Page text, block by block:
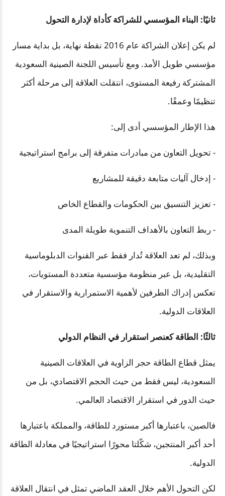
ثانيًا: البناء المؤسسي للشراكة كأداة لإدارة التحول
لم يكن إعلان الشراكة عام 2016 نقطة نهاية، بل بداية مسار
مؤسسي طويل الأمد. ومع تأسيس اللجنة الصينية السعودية
المشتركة رفيعة المستوى، انتقلت العلاقة إلى مرحلة أكثر
تنظيمًا وعمقًا.
هذا الإطار المؤسسي أدى إلى:
- تحويل التعاون من مبادرات متفرقة إلى برامج استراتيجية
- إدخال آليات متابعة دقيقة للمشاريع
- تعزيز التنسيق بين الحكومات والقطاع الخاص
- ربط التعاون بالأهداف التنموية طويلة المدى
وبذلك، لم تعد العلاقة تُدار فقط عبر القنوات الدبلوماسية
التقليدية، بل عبر منظومة مؤسسية متعددة المستويات،
تعكس إدراك الطرفين لأهمية الاستمرارية والاستقرار في
العلاقات الدولية.
ثالثًا: الطاقة كعنصر استقرار في النظام الدولي
يمثل قطاع الطاقة حجر الزاوية في العلاقات الصينية
السعودية، ليس فقط من حيث الحجم الاقتصادي، بل من
حيث الدور في استقرار الاقتصاد العالمي.
فالصين، باعتبارها أكبر مستورد للطاقة، والمملكة باعتبارها
أحد أكبر المنتجين، شكّلتا محورًا استراتيجيًا في معادلة الطاقة
الدولية.
لكن التحول الأهم خلال العقد الماضي تمثل في انتقال العلاقة